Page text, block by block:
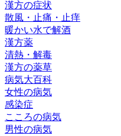
漢方の症状
散風・止痛・止痒
暖かい水で解酒
漢方薬
清熱・解毒
漢方の薬草
病気大百科
女性の病気
感染症
こころの病気
男性の病気